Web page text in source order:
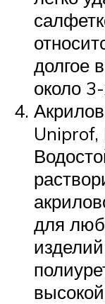
долгое
около
Uniprof,
для